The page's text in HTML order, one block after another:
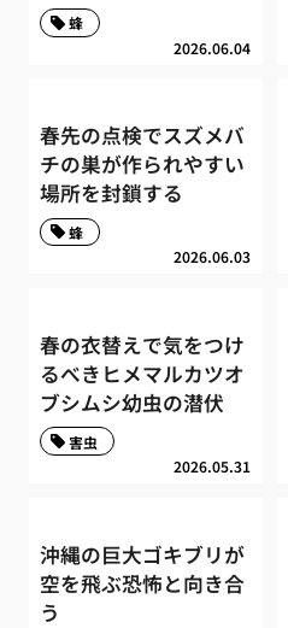
2026.06.04
蜂
春先の点検でスズメバ
チの巣が作られやすい
場所を封鎖する
2026.06.03
蜂
春の衣替えで気をつけ
るべきヒメマルカツオ
ブシムシ幼虫の潜伏
2026.05.31
害虫
沖縄の巨大ゴキブリが
空を飛ぶ恐怖と向き合
う